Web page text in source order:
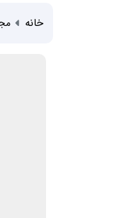
خانه